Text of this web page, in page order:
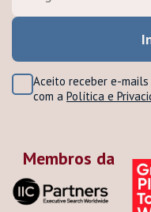
Aceito receber e-
com a Política e
Membros da